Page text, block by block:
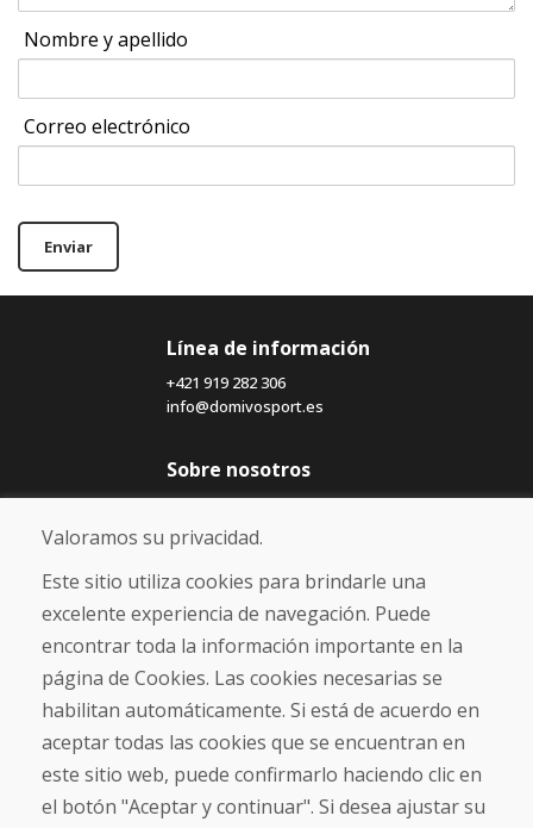
Nombre y apellido
Correo electrónico
Enviar
Línea de información
+421 919 282 306
info@domivosport.es
Sobre nosotros
Blog
Sobre nosotros
Comercio
Contacto
Compra
Tienda electrónica
Envío y pago
NORMAS DE RECLAMACIÓN
Devolución y cambio de mercancías
Política de privacidad
Cookies
Valoramos su privacidad.
Este sitio utiliza cookies para brindarle una
excelente experiencia de navegación. Puede
encontrar toda la información importante en la
página de Cookies. Las cookies necesarias se
habilitan automáticamente. Si está de acuerdo en
aceptar todas las cookies que se encuentran en
este sitio web, puede confirmarlo haciendo clic en
el botón "Aceptar y continuar". Si desea ajustar su